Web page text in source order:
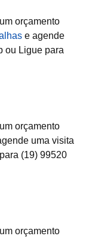
orçamento
e agende
ou Ligue para
orçamento
uma visita
(19) 99520
orçamento